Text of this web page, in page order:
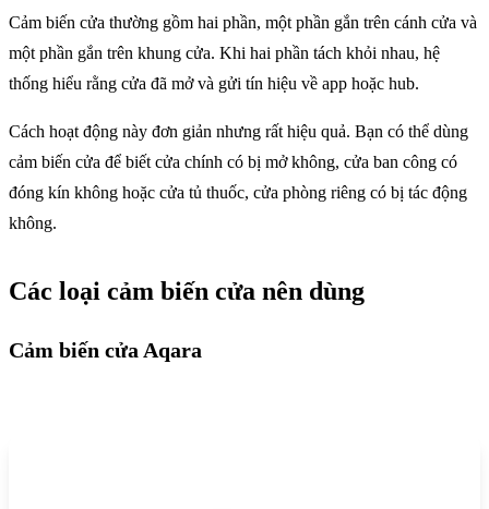
Cảm biến cửa thường gồm hai phần, một phần gắn trên cánh cửa và
một phần gắn trên khung cửa. Khi hai phần tách khỏi nhau, hệ
thống hiểu rằng cửa đã mở và gửi tín hiệu về app hoặc hub.
Cách hoạt động này đơn giản nhưng rất hiệu quả. Bạn có thể dùng
cảm biến cửa để biết cửa chính có bị mở không, cửa ban công có
đóng kín không hoặc cửa tủ thuốc, cửa phòng riêng có bị tác động
không.
Các loại cảm biến cửa nên dùng
Cảm biến cửa Aqara